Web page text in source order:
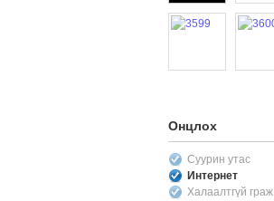
Онцлох
Суурин утас
Интернет
Халаалтгүй граж